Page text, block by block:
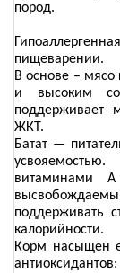
пород.
пищеварении.
В основе – мясо
и высоким
поддерживает
ЖКТ.
Батат —
витаминами
поддерживать
калорийности.
Корм насыщен